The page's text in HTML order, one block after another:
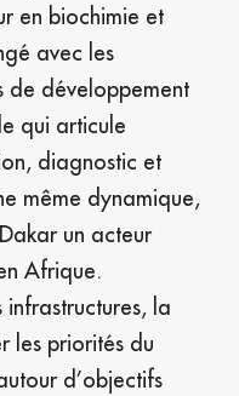
en biochimie et
avec les
de développement
qui articule
diagnostic et
même dynamique,
un acteur
Afrique.
la
les priorités du
d’objectifs